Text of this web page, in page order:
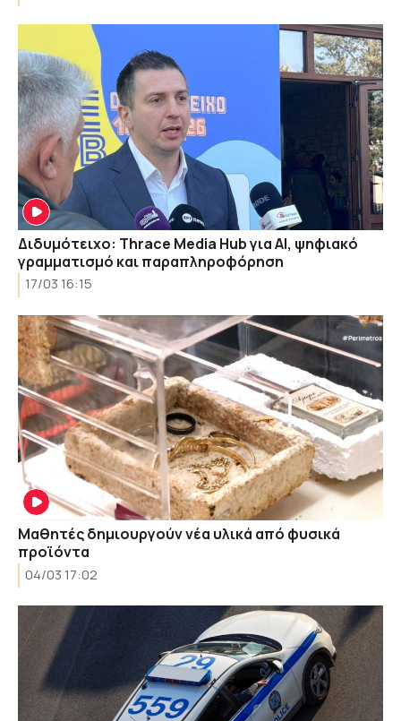
Διδυμότειχο: Thrace Media Hub για AI, ψηφιακό
γραμματισμό και παραπληροφόρηση
17/03 16:15
Μαθητές δημιουργούν νέα υλικά από φυσικά
προϊόντα
04/03 17:02